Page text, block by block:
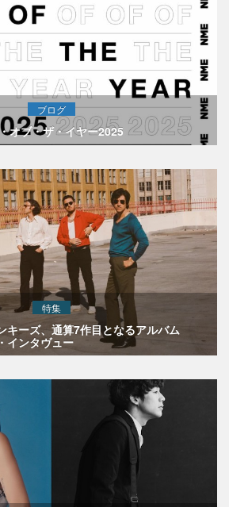
ブログ
オブ・ザ・イヤー2025
特集
キーズ、通算7作目となるアルバム
インタヴュー